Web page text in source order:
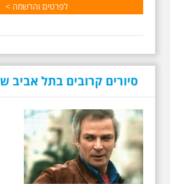
לפרטים והרשמה >
סיורים קרובים בתל אביב